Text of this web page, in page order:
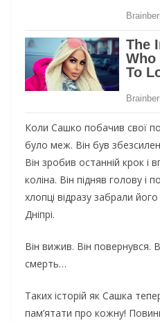
Коли Сашко побачив свої
було меж. Він був
Він зробив останній крок і
коліна. Він підняв голову і
хлопці відразу забрали
Дніпрі.
Він вижив. Він повернувся.
смерть…
Таких історій як Сашка
пам’ятати про кожну!